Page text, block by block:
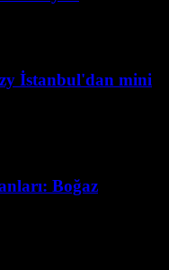
İstanbul'dan mini
Boğaz